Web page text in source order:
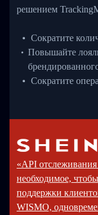
решением
Сократите
Повышайте
Сократите
«API
необходимое,
поддержки
WISMO,